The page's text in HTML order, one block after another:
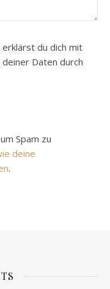
du dich mit
Daten durch
Spam zu
deine
.